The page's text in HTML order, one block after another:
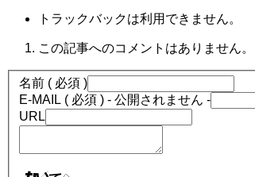
トラックバックは利用できません。
この記事へのコメントはありません。
名前 ( 必須 )
E-MAIL ( 必須 ) - 公開されません -
URL